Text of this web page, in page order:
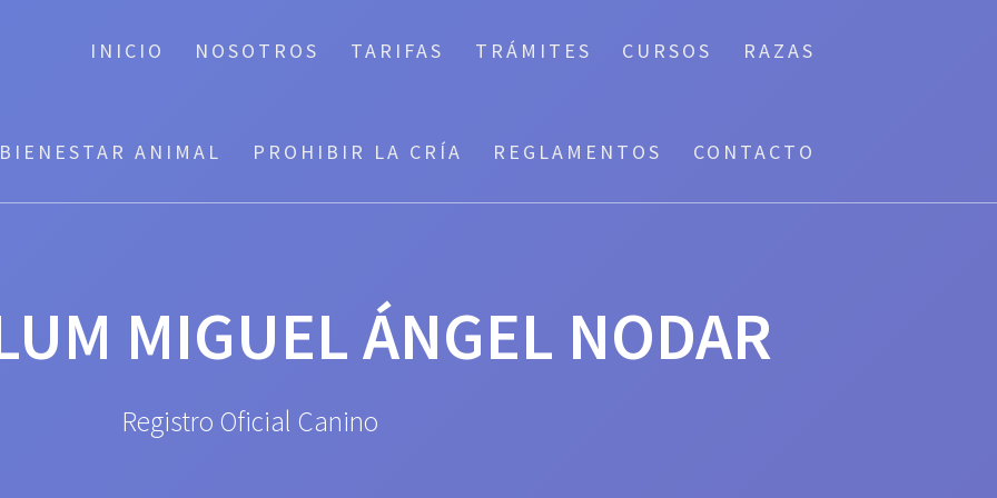
INICIO NOSOTROS TARIFAS TRÁMITES CURSOS RAZAS
BIENESTAR ANIMAL PROHIBIR LA CRÍA REGLAMENTOS CONTACTO
MIGUEL ÁNGEL NODAR
Registro Oficial Canino